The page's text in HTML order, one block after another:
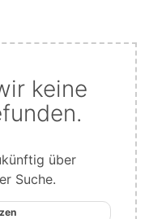
keine
über
Suche.